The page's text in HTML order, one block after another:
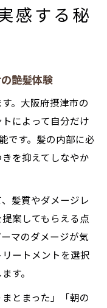
感する秘
艶髪体験
。大阪府摂津市の
によって自分だけ
です。髪の内部に必
を抑えてしなやか
髪質やダメージレ
案してもらえる点
マのダメージが気
ートメントを選択
す。
とまった」「朝の